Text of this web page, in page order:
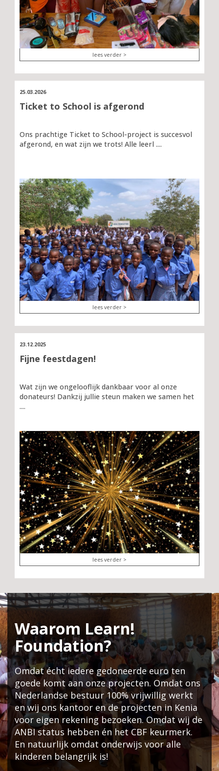
lees verder >
25.03.2026
Ticket to School is afgerond
Ons prachtige Ticket to School-project is succesvol
afgerond, en wat zijn we trots! Alle leerl ....
lees verder >
23.12.2025
Fijne feestdagen!
Wat zijn we ongelooflijk dankbaar voor al onze
donateurs! Dankzij jullie steun maken we samen het
....
lees verder >
Waarom Learn!
Foundation?
Omdat écht iedere gedoneerde euro ten
goede komt aan onze projecten. Omdat ons
Nederlandse bestuur 100% vrijwillig werkt
en wij ons kantoor en de projecten in Kenia
voor eigen rekening bezoeken. Omdat wij de
ANBI status hebben én het CBF keurmerk.
En natuurlijk omdat onderwijs voor alle
kinderen belangrijk is!